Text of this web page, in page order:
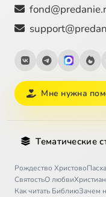
Мне нужна
Тематические
Рождество ХристовоПасха
СвятостьО любви
Как читать БиблиюЗачем